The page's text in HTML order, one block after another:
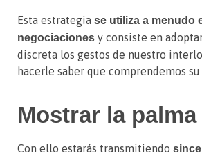
Esta estrategia se utiliza a menudo
negociaciones y consiste en
discreta los gestos de nuestro
hacerle saber que comprendemos
Mostrar la
Con ello estarás transmitiendo